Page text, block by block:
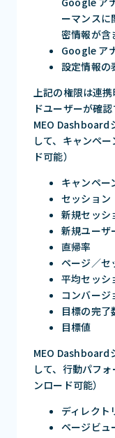
ーマンスに
密情報が含
Google ア
設定情報の
上記の権限は連
ドユーザーが確認
MEO Dashboard
して、キャンペ
ド可能）
キャンペー
セッション
新規セッシ
新規ユーザ
直帰率
ページ／セ
平均セッシ
コンバージ
目標の完了
目標値
MEO Dashboard
して、行動パフ
ンロード可能）
ディレクト
ページビュ